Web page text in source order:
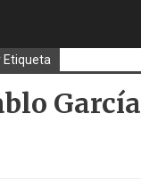
Etiqueta
García